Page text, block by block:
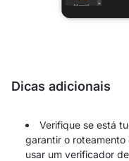
Dicas adicionais
Verifique se está
garantir o
usar um verificador